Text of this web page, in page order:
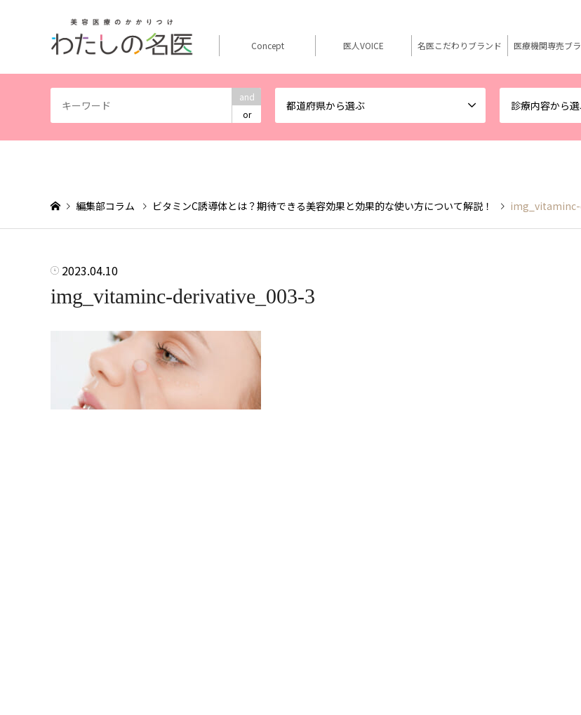
and
or
都道府県から選ぶ 診療内容から
Concept 医人VOICE 名医こだわりブランド 医療機関専売ブ
編集部コラム ビタミンC誘導体とは？期待できる美容効果と効果的な使い方について解説！
2023.04.10
img_vitaminc-derivative_003-3